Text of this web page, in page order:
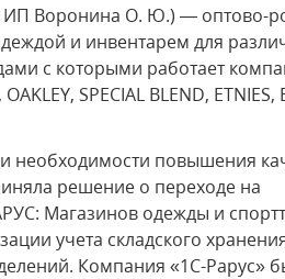
ИП Воронина О. Ю.) — оптово-
и инвентарем для
с которыми работает
SPECIAL BLEND, ETNIES,
необходимости повышения
решение о переходе на
Магазинов одежды и
учета складского
Компания «1С-Рарус»